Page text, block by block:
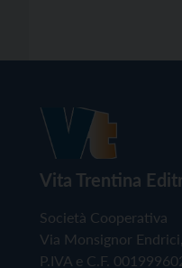
Vita Trentina
Società Cooperativa
Via Monsignor
P.IVA e C.F.